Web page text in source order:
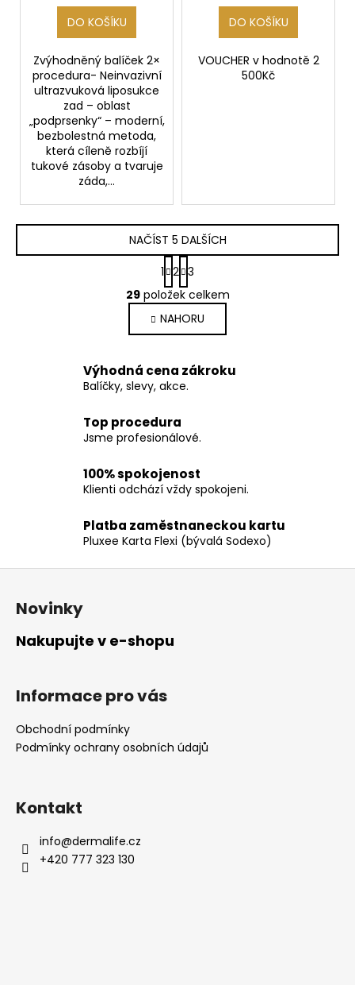
DO KOŠÍKU
Zvýhodněný balíček 2×
procedura- Neinvazivní
ultrazvuková liposukce
zad – oblast
„podprsenky“ – moderní,
bezbolestná metoda,
která cíleně rozbíjí
tukové zásoby a tvaruje
záda,...
DO KOŠÍKU
VOUCHER v hodnotě 2
500Kč
O
v
l
á
a
c
p
r
k
y
ý
p
i
NAČÍST 5 DALŠÍCH
S
t
r
á
n
k
v
á
1 2 3
29položek celkem
NAHORU
Výhodná cena zákroku
Balíčky, slevy, akce.
Top procedura
Jsme profesionálové.
100% spokojenost
Klienti odchází vždy spokojeni.
Platba zaměstnaneckou kartu
Pluxee Karta Flexi (bývalá Sodexo)
Z
Novinky
Nakupujte v e-shopu
Informace pro vás
Obchodní podmínky
Podmínky ochrany osobních údajů
Kontakt
info@dermalife.cz
+420 777 323 130